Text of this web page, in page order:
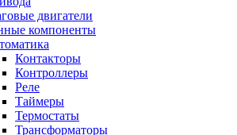
двигатели
компоненты
Контакторы
Контроллеры
Реле
Таймеры
Термостаты
Трансформаторы